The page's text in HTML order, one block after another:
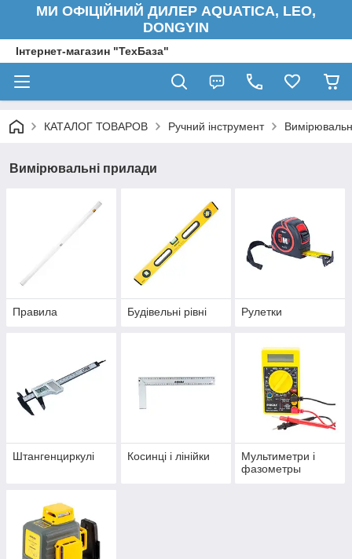
МИ ОФІЦІЙНИЙ ДИЛЕР AQUATICA, LEO,
DONGYIN
Інтернет-магазин "ТехБаза"
КАТАЛОГ ТОВАРОВ Ручний інструмент
Вимірювальні прилади
Правила Будівельні рівні Рулетки
Штангенциркулі Косинці і лінійки
Мультиметри і
фазометры